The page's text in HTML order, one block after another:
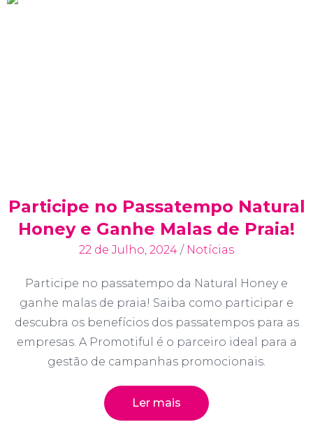
Participe no Passatempo Natural
Honey e Ganhe Malas de Praia!
22 de Julho, 2024 / Notícias
Participe no passatempo da Natural Honey e
ganhe malas de praia! Saiba como participar e
descubra os benefícios dos passatempos para as
empresas. A Promotiful é o parceiro ideal para a
gestão de campanhas promocionais.
Ler mais